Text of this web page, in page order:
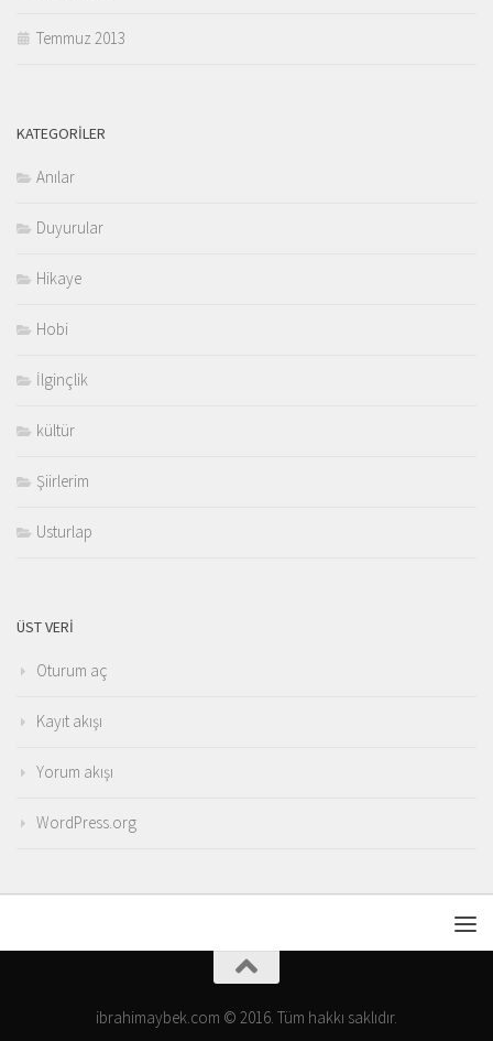
Temmuz 2013
KATEGORILER
Anılar
Duyurular
Hikaye
Hobi
İlginçlik
kültür
Şiirlerim
Usturlap
ÜST VERI
Oturum aç
Kayıt akışı
Yorum akışı
WordPress.org
ibrahimaybek.com © 2016. Tüm hakkı saklıdır.